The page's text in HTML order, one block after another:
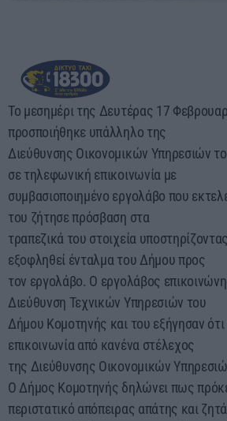
ERKO
09:00 - 12:00
Το μεσημέρι της Δευτέρας 17
προσποιήθηκε υπάλληλο της
Διεύθυνσης Οικονομικών Υπηρεσιών
σε τηλεφωνική επικοινωνία με
συμβασιοποιημένο εργολάβο που
του ζήτησε πρόσβαση στα
τραπεζικά του στοιχεία
εξοφληθεί ένταλμα του Δήμου προς
τον εργολάβο. Ο εργολάβος
Διεύθυνση Τεχνικών Υπηρεσιών του
Δήμου Κομοτηνής και του εξήγησαν ότι
επικοινωνία από κανένα στέλεχος
της Διεύθυνσης Οικονομικών
Ο Δήμος Κομοτηνής δηλώνει πως
περιστατικό απόπειρας απάτης και ζητά